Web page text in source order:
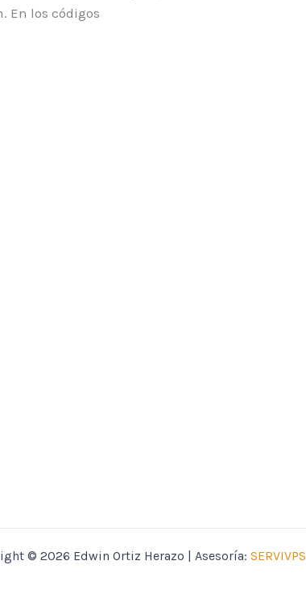
En los códigos
© 2026 Edwin Ortiz Herazo | Asesoría: SERVIVPS